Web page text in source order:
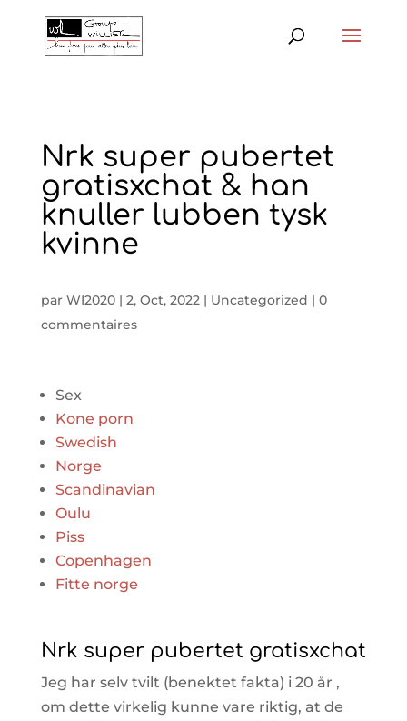
Nrk super pubertet
gratisxchat & han
knuller lubben tysk
kvinne
par WI2020| 2, Oct, 2022| Uncategorized | 0
commentaires
Sex
Kone porn
Swedish
Norge
Scandinavian
Oulu
Piss
Copenhagen
Fitte norge
Nrk super pubertet gratisxchat
Jeg har selv tvilt (benektet fakta) i 20 år ,
om dette virkelig kunne vare riktig, at de